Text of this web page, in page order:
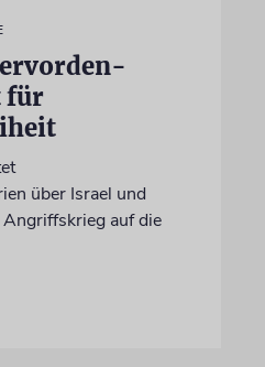
für
über Israel und
auf die